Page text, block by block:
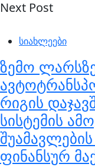
Next Post
სიახლეები
ზემო
რიგის
სისტემის
ფინანსურ